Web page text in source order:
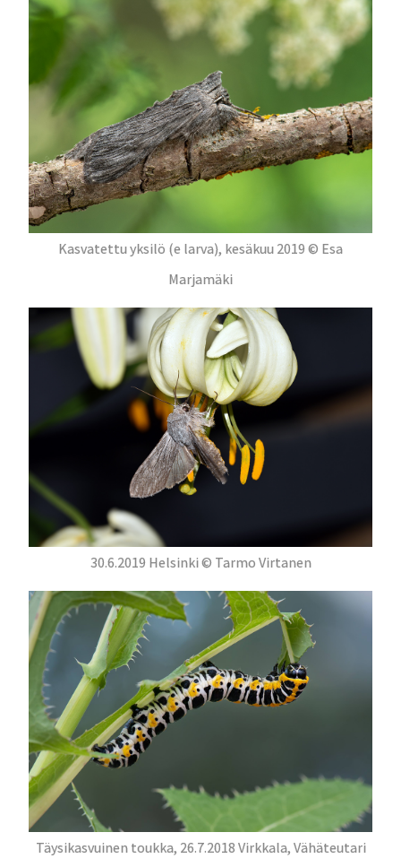
Kasvatettu yksilö (e larva), kesäkuu 2019 © Esa
Marjamäki
30.6.2019 Helsinki © Tarmo Virtanen
Täysikasvuinen toukka, 26.7.2018 Virkkala, Vähäteutari